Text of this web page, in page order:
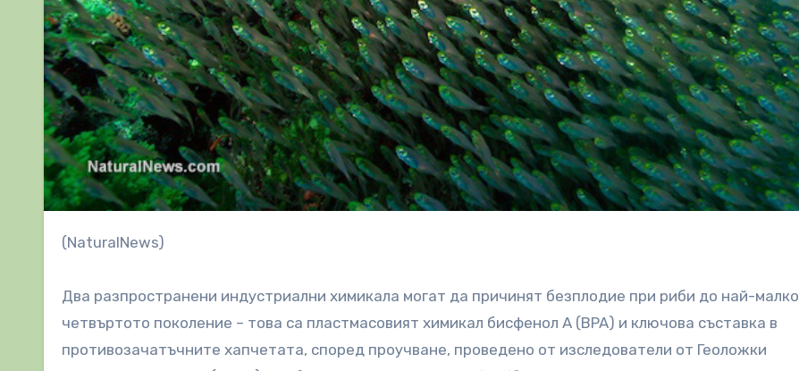
(NaturalNews)
Два разпространени индустриални химикала могат да причинят безплодие при риби до най-малко
четвъртото поколение – това са пластмасовият химикал бисфенол А (BPA) и ключова съставка в
противозачатъчните хапчетата, според проучване, проведено от изследователи от Геоложки